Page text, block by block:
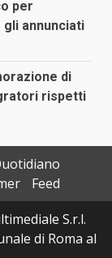
per
gli annunciati
di
rispetti
Feed
S.r.l.
di Roma al